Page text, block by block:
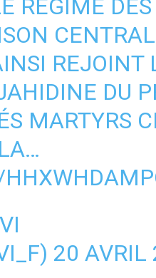
RÉGIME DES
REJOINT
DU
MARTYRS
20 AVRIL